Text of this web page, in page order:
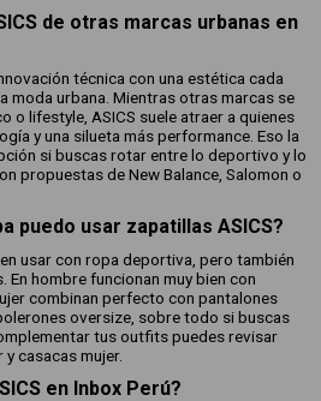
de otras marcas urbanas en
técnica con una estética cada
moda urbana. Mientras otras marcas se
o lifestyle, ASICS suele atraer a quienes
y una silueta más performance. Eso la
si buscas rotar entre lo deportivo y lo
propuestas de New Balance, Salomon o
puedo usar zapatillas ASICS?
usar con ropa deportiva, pero también
En hombre funcionan muy bien con
combinan perfecto con pantalones
oversize, sobre todo si buscas
tus outfits puedes revisar
casacas mujer.
en Inbox Perú?